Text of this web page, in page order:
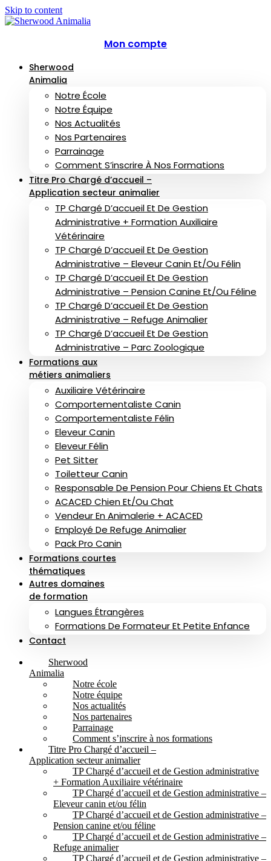
Skip to content
Mon compte
Sherwood
Animalia
Notre École
Notre Équipe
Nos Actualités
Nos Partenaires
Parrainage
Comment S’inscrire À Nos Formations
Titre Pro Chargé d’accueil –
Application secteur animalier
TP Chargé D’accueil Et De Gestion
Administrative + Formation Auxiliaire
Vétérinaire
TP Chargé D’accueil Et De Gestion
Administrative – Eleveur Canin Et/ou Félin
TP Chargé D’accueil Et De Gestion
Administrative – Pension Canine Et/ou Féline
TP Chargé D’accueil Et De Gestion
Administrative – Refuge Animalier
TP Chargé D’accueil Et De Gestion
Administrative – Parc Zoologique
Formations aux
métiers animaliers
Auxiliaire Vétérinaire
Comportementaliste Canin
Comportementaliste Félin
Eleveur Canin
Eleveur Félin
Pet Sitter
Toiletteur Canin
Responsable De Pension Pour Chiens Et Chats
ACACED Chien Et/ou Chat
Vendeur En Animalerie + ACACED
Employé De Refuge Animalier
Pack Pro Canin
Formations courtes
thématiques
Autres domaines
de formation
Langues Étrangères
Formations De Formateur Et Petite Enfance
Contact
Sherwood
Animalia
Notre école
Notre équipe
Nos actualités
Nos partenaires
Parrainage
Comment s’inscrire à nos formations
Titre Pro Chargé d’accueil –
Application secteur animalier
TP Chargé d’accueil et de Gestion administrative
+ Formation Auxiliaire vétérinaire
TP Chargé d’accueil et de Gestion administrative –
Eleveur canin et/ou félin
TP Chargé d’accueil et de Gestion administrative –
Pension canine et/ou féline
TP Chargé d’accueil et de Gestion administrative –
Refuge animalier
TP Chargé d’accueil et de Gestion administrative –